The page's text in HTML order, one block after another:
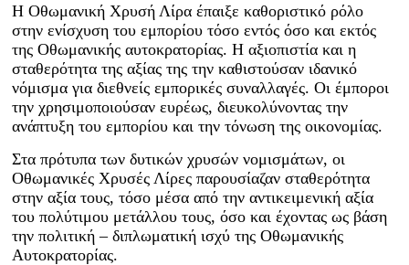
Η Οθωμανική Χρυσή Λίρα έπαιξε καθοριστικό ρόλο
στην ενίσχυση του εμπορίου τόσο εντός όσο και εκτός
της Οθωμανικής αυτοκρατορίας. Η αξιοπιστία και η
σταθερότητα της αξίας της την καθιστούσαν ιδανικό
νόμισμα για διεθνείς εμπορικές συναλλαγές. Οι έμποροι
την χρησιμοποιούσαν ευρέως, διευκολύνοντας την
ανάπτυξη του εμπορίου και την τόνωση της οικονομίας.
Στα πρότυπα των δυτικών χρυσών νομισμάτων, οι
Οθωμανικές Χρυσές Λίρες παρουσίαζαν σταθερότητα
στην αξία τους, τόσο μέσα από την αντικειμενική αξία
του πολύτιμου μετάλλου τους, όσο και έχοντας ως βάση
την πολιτική – διπλωματική ισχύ της Οθωμανικής
Αυτοκρατορίας.